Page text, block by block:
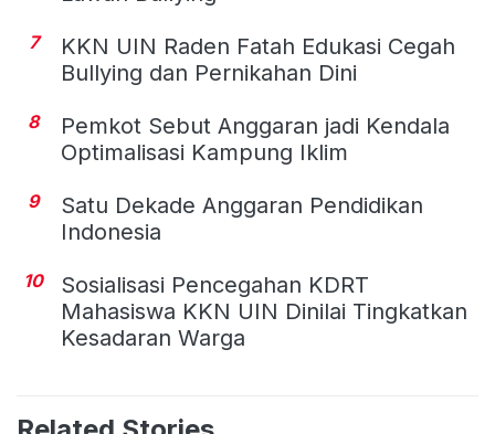
7
KKN UIN Raden Fatah Edukasi Cegah
Bullying dan Pernikahan Dini
8
Pemkot Sebut Anggaran jadi Kendala
Optimalisasi Kampung Iklim
9
Satu Dekade Anggaran Pendidikan
Indonesia
10
Sosialisasi Pencegahan KDRT
Mahasiswa KKN UIN Dinilai Tingkatkan
Kesadaran Warga